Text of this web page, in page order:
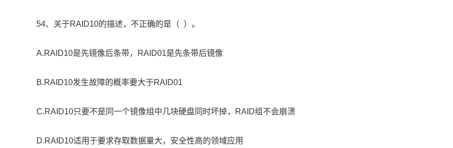
54、关于RAID10的描述，不正确的是（ ）。
A.RAID10是先镜像后条带，RAID01是先条带后镜像
B.RAID10发生故障的概率要大于RAID01
C.RAID10只要不是同一个镜像组中几块硬盘同时坏掉，RAID组不会崩溃
D.RAID10适用于要求存取数据量大，安全性高的领域应用